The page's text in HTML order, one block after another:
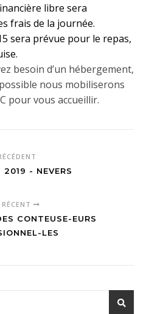
libre sera
frais de la journée.
sera prévue pour le repas,
besoin d’un hébergement,
nous mobiliserons
pour vous accueillir.
2019 - NEVERS
CONTEUSE-EURS
LES